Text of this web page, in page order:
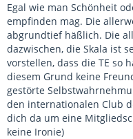
Egal wie man Schönheit
empfinden mag. Die
abgrundtief häßlich. Die
dazwischen, die Skala ist
vorstellen, dass die TE so
diesem Grund keine
gestörte
den internationalen Club
dich da um eine
keine Ironie)